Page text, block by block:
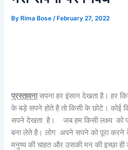
By Rima Bose/ February 27, 2022
प्रस्तावनासपना हर इंसान देखता है। हर
के बड़े सपने होते है तो किसी के छोटे। कोई
सपने देखता है। जब हम किसी लक्ष्य को
बना लेते है। लोग अपने सपने को पूरा
मनुष्य की चाहत और उसकी मन की इच्छा